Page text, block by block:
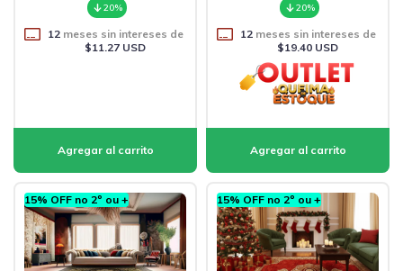
20%
12meses sin intereses de
$11.27 USD
20%
12meses sin intereses de
$19.40 USD
15% OFF no 2º ou + 15% OFF no 2º ou +